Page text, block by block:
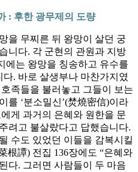
: 후한 광무제의 도량
을 무찌른 뒤 왕망이 살던 궁
니다. 각 군현의 관원과 지방
에는 왕망을 칭송하고 유수를
. 바로 살생부나 마찬가지였
족들을 불러놓고 그들이 보는
를 ‘분소밀신’(焚燒密信)이라
게 과거의 은혜와 원한을 문
려고 불살랐다고 답했습니다.
수도 있었던 이들을 감복시킬
根譚) 전집 136장에도 “은혜와
다. 그러면 사람들이 두 마음